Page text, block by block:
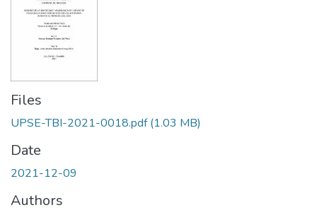
Files
UPSE-TBI-2021-0018.pdf(1.03 MB)
Date
2021-12-09
Authors